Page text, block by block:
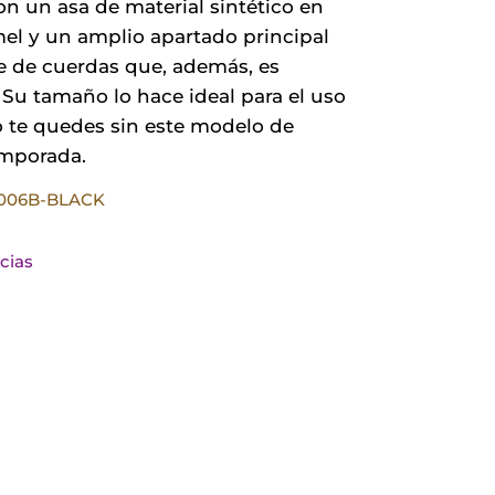
29,90 €.20,93 €.
un asa de material sintético en
y un amplio apartado principal
de cuerdas que, además, es
tamaño lo hace ideal para el uso
te quedes sin este modelo de
BLACK